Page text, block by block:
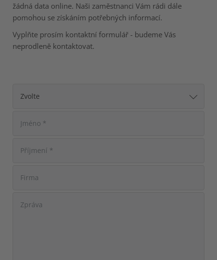
žádná data online. Naši zaměstnanci Vám rádi dále
pomohou se získáním potřebných informací.
Vyplňte prosím kontaktní formulář - budeme Vás
neprodleně kontaktovat.